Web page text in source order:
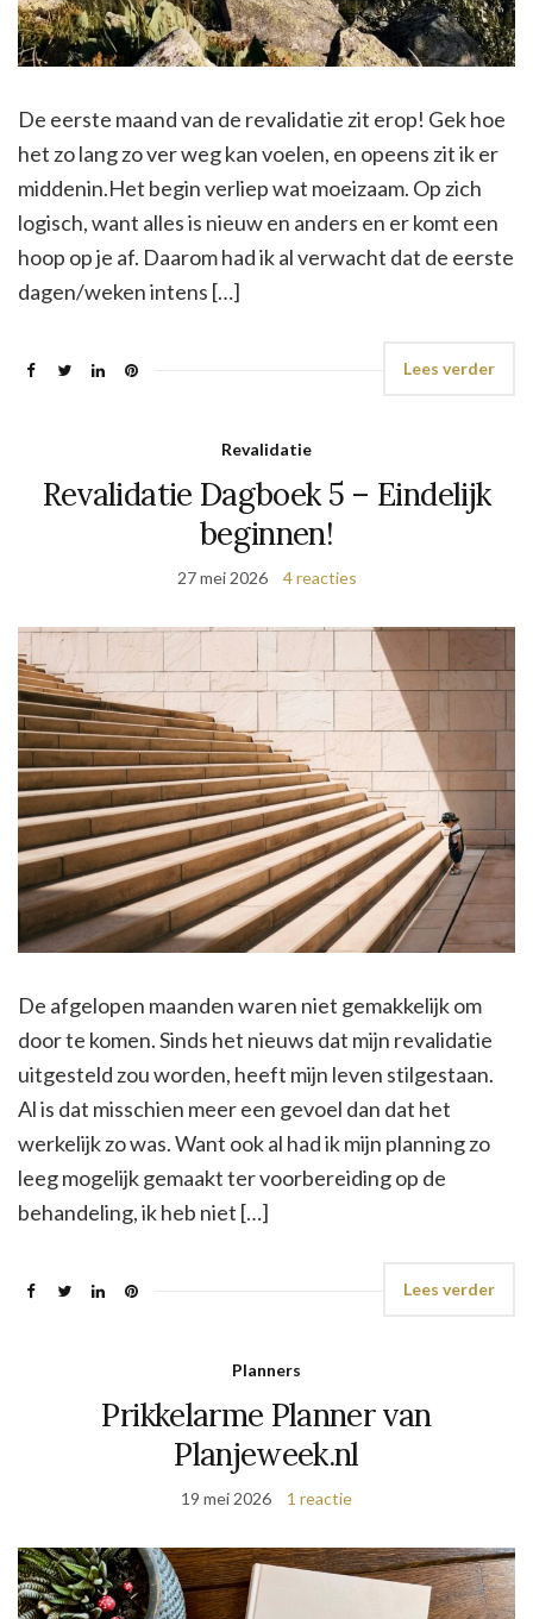
De eerste maand van de revalidatie zit erop! Gek hoe
het zo lang zo ver weg kan voelen, en opeens zit ik er
middenin.Het begin verliep wat moeizaam. Op zich
logisch, want alles is nieuw en anders en er komt een
hoop op je af. Daarom had ik al verwacht dat de eerste
dagen/weken intens […]
Lees verder
Revalidatie
Revalidatie Dagboek 5 – Eindelijk
beginnen!
27 mei 2026 4 reacties
De afgelopen maanden waren niet gemakkelijk om
door te komen. Sinds het nieuws dat mijn revalidatie
uitgesteld zou worden, heeft mijn leven stilgestaan.
Al is dat misschien meer een gevoel dan dat het
werkelijk zo was. Want ook al had ik mijn planning zo
leeg mogelijk gemaakt ter voorbereiding op de
behandeling, ik heb niet […]
Lees verder
Planners
Prikkelarme Planner van
Planjeweek.nl
19 mei 2026 1 reactie